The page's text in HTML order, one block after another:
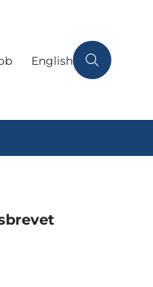
English